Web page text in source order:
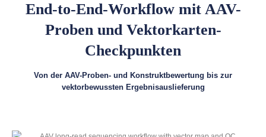
End-to-End-Workflow mit AAV-
Proben und Vektorkarten-
Checkpunkten
Von der AAV-Proben- und Konstruktbewertung bis zur
vektorbewussten Ergebnisauslieferung